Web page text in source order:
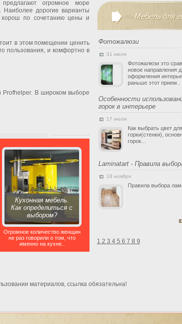
огромное море
дорогие варианты
хорош по сочетанию цены и
в этом помещении ценить
пользования, и комфортно в
Profhelper. В широком выборе
Кухонная мебель.
Как определиться с
выбором?
Огромное количество женщин
не раз говорили о том, что
именно на кухне..
Мебель для
Фотожалюзи
31 июля
Фотожалюзи это
новое направления
оформления
раньше этот прием..
Особенности
горок в интерьере
17 июля
Как выбрать цвет для
горки(стенки),
горок...
Laminatart - Правила
18 ноября
Правила выбора
1 2 3 4 5 6 7 8 9
материалов, ссылка обязательна!